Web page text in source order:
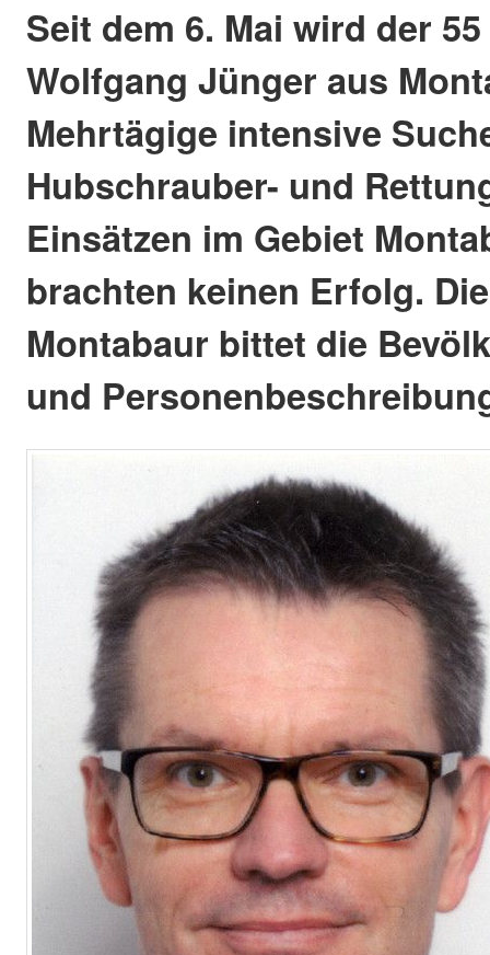
Seit dem 6. Mai wird der
Wolfgang Jünger aus
Mehrtägige intensive
Hubschrauber- und
Einsätzen im Gebiet
brachten keinen Erfolg.
Montabaur bittet die
und